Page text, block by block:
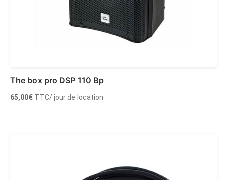
The box pro DSP 110 Bp
65,00€ TTC/ jour de location